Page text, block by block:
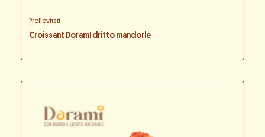
Prelievitati
Croissant Doramì dritto mandorle